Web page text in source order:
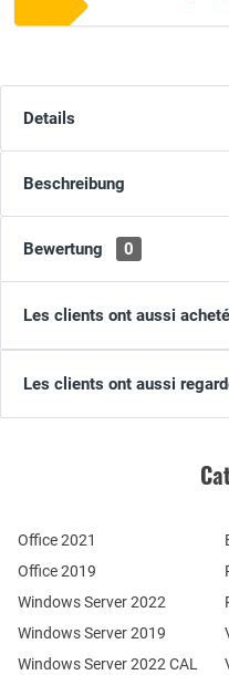
Details
Beschreibung
Bewertung 0
Les clients ont aussi acheté
Les clients ont aussi
Office 2021
Office 2019
Windows Server 2022
Windows Server 2019
Windows Server 2022 CAL